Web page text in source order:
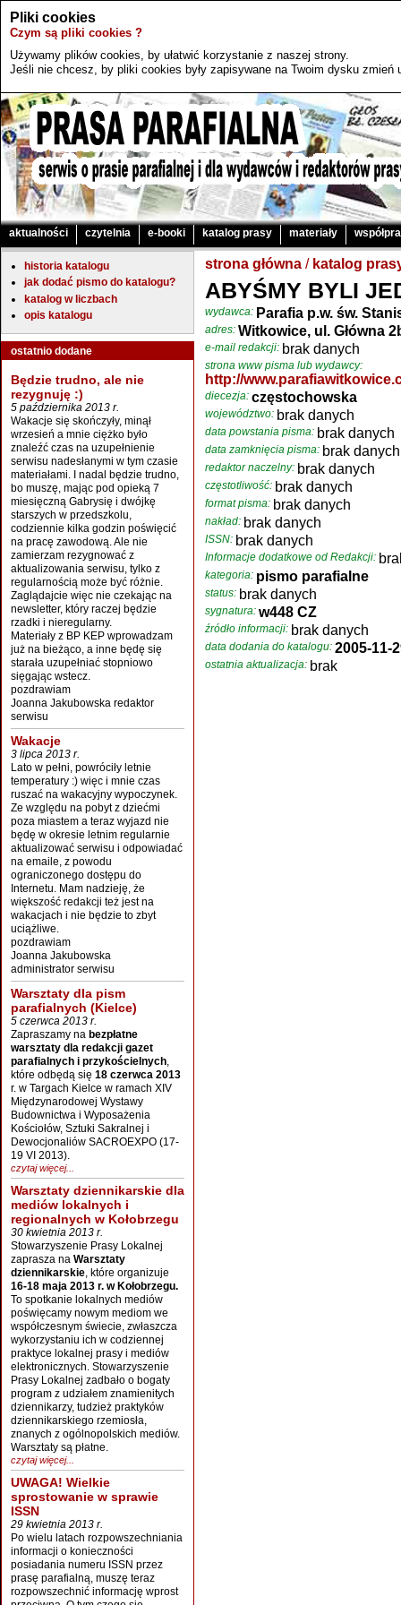
Pliki cookies
Czym są pliki cookies ?
Używamy plików cookies, by ułatwić korzystanie z naszej strony.
Jeśli nie chcesz, by pliki cookies były zapisywane na Twoim dysku zmień
aktualności czytelnia e-booki katalog prasy materiały
historia katalogu
jak dodać pismo do katalogu?
katalog w liczbach
opis katalogu
ostatnio dodane
Będzie trudno, ale nie
rezygnuję :)
5 października 2013 r.
Wakacje się skończyły, minął
wrzesień a mnie ciężko było
znaleźć czas na uzupełnienie
serwisu nadesłanymi w tym czasie
materiałami. I nadal będzie trudno,
bo muszę, mając pod opieką 7
miesięczną Gabrysię i dwójkę
starszych w przedszkolu,
codziennie kilka godzin poświęcić
na pracę zawodową. Ale nie
zamierzam rezygnować z
aktualizowania serwisu, tylko z
regularnością może być różnie.
Zaglądajcie więc nie czekając na
newsletter, który raczej będzie
rzadki i nieregularny.
Materiały z BP KEP wprowadzam
już na bieżąco, a inne będę się
starała uzupełniać stopniowo
sięgając wstecz.
pozdrawiam
Joanna Jakubowska redaktor
serwisu
Wakacje
3 lipca 2013 r.
Lato w pełni, powróciły letnie
temperatury :) więc i mnie czas
ruszać na wakacyjny wypoczynek.
Ze względu na pobyt z dziećmi
poza miastem a teraz wyjazd nie
będę w okresie letnim regularnie
aktualizować serwisu i odpowiadać
na emaile, z powodu
ograniczonego dostępu do
Internetu. Mam nadzieję, że
większość redakcji też jest na
wakacjach i nie będzie to zbyt
uciążliwe.
pozdrawiam
Joanna Jakubowska
administrator serwisu
Warsztaty dla pism
parafialnych (Kielce)
5 czerwca 2013 r.
Zapraszamy na bezpłatne
warsztaty dla redakcji gazet
parafialnych i przykościelnych,
które odbędą się 18 czerwca 2013
r. w Targach Kielce w ramach XIV
Międzynarodowej Wystawy
Budownictwa i Wyposażenia
Kościołów, Sztuki Sakralnej i
Dewocjonaliów SACROEXPO (17-
19 VI 2013).
czytaj więcej...
Warsztaty dziennikarskie dla
mediów lokalnych i
regionalnych w Kołobrzegu
30 kwietnia 2013 r.
Stowarzyszenie Prasy Lokalnej
zaprasza na Warsztaty
dziennikarskie, które organizuje
16-18 maja 2013 r. w Kołobrzegu.
To spotkanie lokalnych mediów
poświęcamy nowym mediom we
współczesnym świecie, zwłaszcza
wykorzystaniu ich w codziennej
praktyce lokalnej prasy i mediów
elektronicznych. Stowarzyszenie
Prasy Lokalnej zadbało o bogaty
program z udziałem znamienitych
dziennikarzy, tudzież praktyków
dziennikarskiego rzemiosła,
znanych z ogólnopolskich mediów.
Warsztaty są płatne.
czytaj więcej...
UWAGA! Wielkie
sprostowanie w sprawie
ISSN
29 kwietnia 2013 r.
Po wielu latach rozpowszechniania
informacji o konieczności
posiadania numeru ISSN przez
prasę parafialną, muszę teraz
rozpowszechnić informację wprost
strona główna / katalog
ABYŚMY BYLI
wydawca: Parafia p.w. św.
adres: Witkowice, ul. Główna
e-mail redakcji: brak danych
strona www pisma lub wydawcy:
http://
diecezja: częstochowska
województwo: brak danych
data powstania pisma: brak danych
data zamknięcia pisma: brak danych
redaktor naczelny: brak danych
częstotliwość: brak danych
format pisma: brak danych
nakład: brak danych
ISSN: brak danych
Informacje dodatkowe od Redakcji:
kategoria: pismo parafialne
status: brak danych
sygnatura: w448 CZ
źródło informacji: brak danych
data dodania do katalogu: 2005-11-
ostatnia aktualizacja: brak